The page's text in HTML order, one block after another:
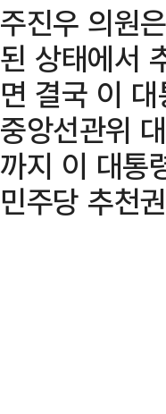
주진우 의원
된 상태에서
면 결국 이
중앙선관위
까지 이 대통
민주당 추천